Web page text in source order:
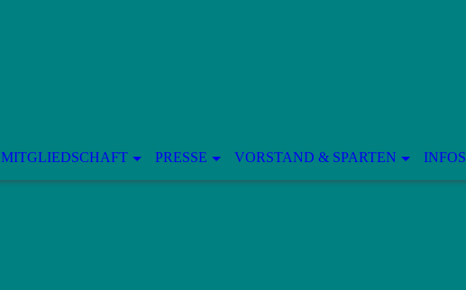
MITGLIEDSCHAFT PRESSE VORSTAND & SPARTEN INFOS